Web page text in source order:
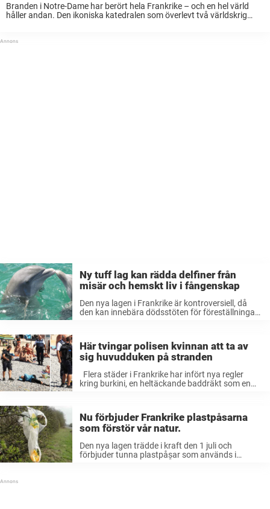
Branden i Notre-Dame har berört hela Frankrike – och en hel värld
håller andan. Den ikoniska katedralen som överlevt två världskrig
Ny tuff lag kan rädda delfiner från
misär och hemskt liv i fångenskap
Den nya lagen i Frankrike är kontroversiell, då
den kan innebära dödsstöten för föreställningar
...
Här tvingar polisen kvinnan att ta av
sig huvudduken på stranden
Flera städer i Frankrike har infört nya regler
kring burkini, en heltäckande baddräkt som en
Nu förbjuder Frankrike plastpåsarna
som förstör vår natur.
Den nya lagen trädde i kraft den 1 juli och
förbjuder tunna plastpåsar som används i